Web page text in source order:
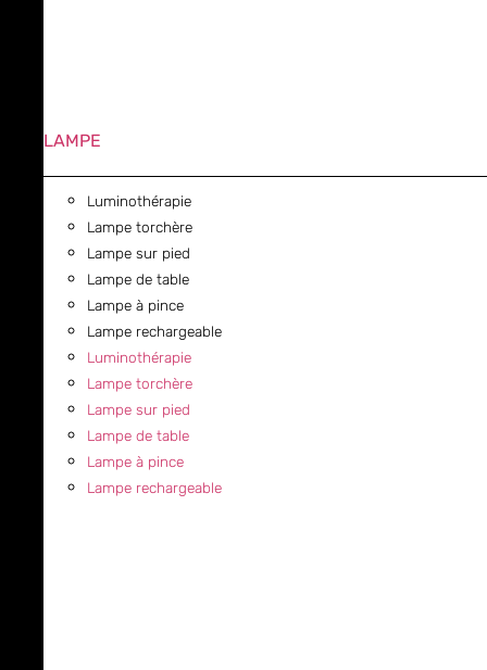
LAMPE
Luminothérapie
Lampe torchère
Lampe sur pied
Lampe de table
Lampe à pince
Lampe rechargeable
Luminothérapie
Lampe torchère
Lampe sur pied
Lampe de table
Lampe à pince
Lampe rechargeable